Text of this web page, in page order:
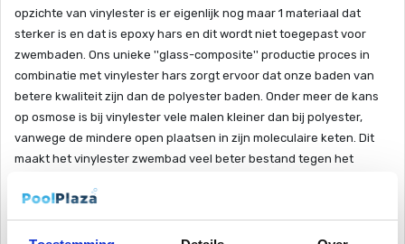
opzichte van vinylester is er eigenlijk nog maar 1 materiaal dat
sterker is en dat is epoxy hars en dit wordt niet toegepast voor
zwembaden. Ons unieke ''glass-composite'' productie proces in
combinatie met vinylester hars zorgt ervoor dat onze baden van
betere kwaliteit zijn dan de polyester baden. Onder meer de kans
op osmose is bij vinylester vele malen kleiner dan bij polyester,
vanwege de mindere open plaatsen in zijn moleculaire keten. Dit
maakt het vinylester zwembad veel beter bestand tegen het
blaarvorming kan veroorzaken.